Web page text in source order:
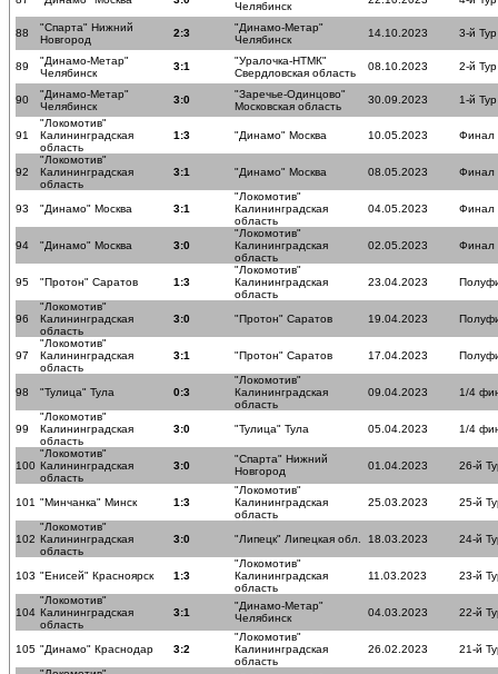
Челябинск
88
"Спарта" Нижний
Новгород
2:3
"Динамо-Метар"
Челябинск
14.10.2023 3-й Тур
89
"Динамо-Метар"
Челябинск
3:1
"Уралочка-НТМК"
Свердловская область
08.10.2023 2-й Тур
90
"Динамо-Метар"
Челябинск
3:0
"Заречье-Одинцово"
Московская область
30.09.2023 1-й Тур
91
"Локомотив"
Калининградская
область
1:3 "Динамо" Москва 10.05.2023 Финал
92
"Локомотив"
Калининградская
область
3:1 "Динамо" Москва 08.05.2023 Финал
93 "Динамо" Москва 3:1
"Локомотив"
Калининградская
область
04.05.2023 Финал
94 "Динамо" Москва 3:0
"Локомотив"
Калининградская
область
02.05.2023 Финал
95 "Протон" Саратов 1:3
"Локомотив"
Калининградская
область
23.04.2023
96
"Локомотив"
Калининградская
область
3:0 "Протон" Саратов 19.04.2023
97
"Локомотив"
Калининградская
область
3:1 "Протон" Саратов 17.04.2023
98 "Тулица" Тула 0:3
"Локомотив"
Калининградская
область
09.04.2023 1/4
99
"Локомотив"
Калининградская
область
3:0 "Тулица" Тула 05.04.2023 1/4
100
"Локомотив"
Калининградская
область
3:0
"Спарта" Нижний
Новгород
01.04.2023 26-й
101 "Минчанка" Минск 1:3
"Локомотив"
Калининградская
область
25.03.2023 25-й
102
"Локомотив"
Калининградская
область
3:0 "Липецк" Липецкая обл. 18.03.2023 24-й
103 "Енисей" Красноярск 1:3
"Локомотив"
Калининградская
область
11.03.2023 23-й
104
"Локомотив"
Калининградская
область
3:1
"Динамо-Метар"
Челябинск
04.03.2023 22-й
105 "Динамо" Краснодар 3:2
"Локомотив"
Калининградская
область
26.02.2023 21-й